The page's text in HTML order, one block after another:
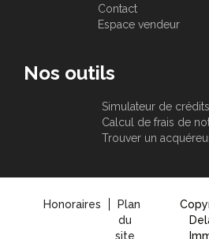
Contact
Espace vendeur
Nos outils
Simulateur de crédits
Calcul de frais de
Trouver un
Honoraires
Plan
du
site